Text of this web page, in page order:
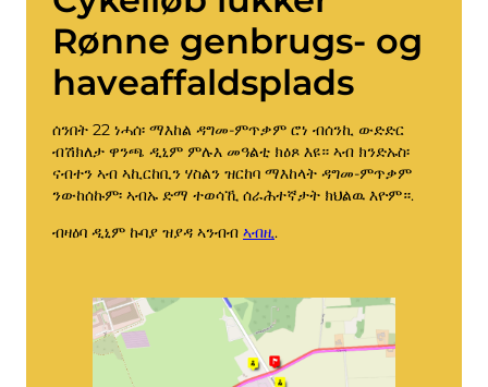
Rønne genbrugs- og
haveaffaldsplads
ሰንበት 22 ነሓሰ፡ ማእከል ዳግመ-ምጥቃም ሮነ ብሰንኪ ውድድር
ብሽክለታ ዋንጫ ዲኒም ምሉእ መዓልቲ ክዕጾ እዩ። ኣብ ክንድኡስ፡
ናብተን ኣብ ኣኪርከቢን ሃስልን ዝርከባ ማእከላት ዳግመ-ምጥቃም
ንውከሰኩም፡ ኣብኡ ድማ ተወሳኺ ሰራሕተኛታት ክህልዉ እዮም።.
ብዛዕባ ዲኒም ኩባያ ዝያዳ ኣንብብ ኣብዚ.